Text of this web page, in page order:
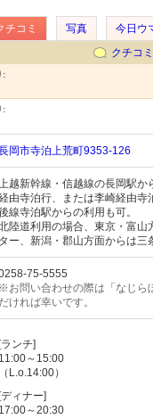
チコミ 写真 今日ウ
クチコ
:
:
岡市寺泊上荒町9353-126
越新幹線・信越線の長岡駅か
由寺泊行、または李崎経由寺
線寺泊駅からの利用も可。
陸道利用の場合、東京・富山
ター、新潟・郡山方面からは三
75-5555
※お問い合わせの際は「なじら
だければ幸いです。
[ランチ]
11:00～15:00
（L.o.14:00）
[ディナー]
17:00～20:30